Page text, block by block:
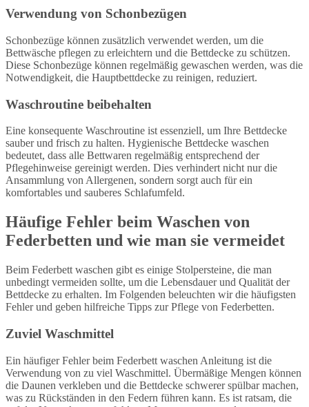
Verwendung von Schonbezügen
Schonbezüge können zusätzlich verwendet werden, um die
Bettwäsche pflegen zu erleichtern und die Bettdecke zu schützen.
Diese Schonbezüge können regelmäßig gewaschen werden, was die
Notwendigkeit, die Hauptbettdecke zu reinigen, reduziert.
Waschroutine beibehalten
Eine konsequente Waschroutine ist essenziell, um Ihre Bettdecke
sauber und frisch zu halten. Hygienische Bettdecke waschen
bedeutet, dass alle Bettwaren regelmäßig entsprechend der
Pflegehinweise gereinigt werden. Dies verhindert nicht nur die
Ansammlung von Allergenen, sondern sorgt auch für ein
komfortables und sauberes Schlafumfeld.
Häufige Fehler beim Waschen von
Federbetten und wie man sie vermeidet
Beim Federbett waschen gibt es einige Stolpersteine, die man
unbedingt vermeiden sollte, um die Lebensdauer und Qualität der
Bettdecke zu erhalten. Im Folgenden beleuchten wir die häufigsten
Fehler und geben hilfreiche Tipps zur Pflege von Federbetten.
Zuviel Waschmittel
Ein häufiger Fehler beim Federbett waschen Anleitung ist die
Verwendung von zu viel Waschmittel. Übermäßige Mengen können
die Daunen verkleben und die Bettdecke schwerer spülbar machen,
was zu Rückständen in den Federn führen kann. Es ist ratsam, die